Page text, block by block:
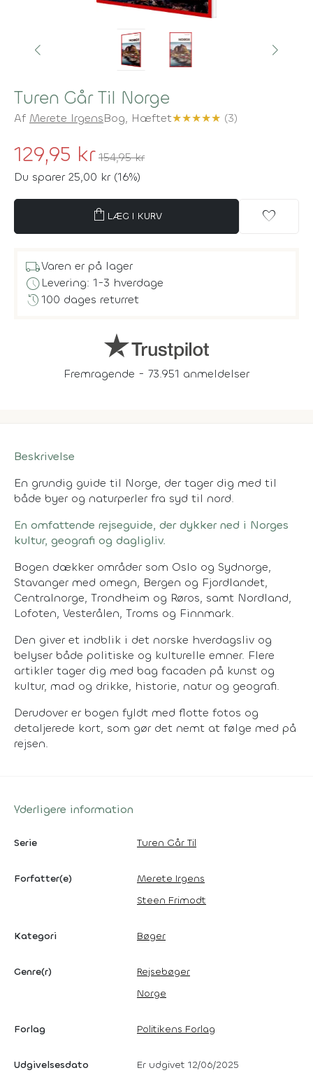
Turen Går Til Norge
Af Merete IrgensBog, Hæftet★★★★★ (3)
129,95 kr 154,95 kr
Du sparer 25,00 kr (16%)
shopping_bag LÆG I KURV favorite
local_shippingVaren er på lager
scheduleLevering: 1-3 hverdage
history100 dages returret
Fremragende - 73.951 anmeldelser
Beskrivelse
En grundig guide til Norge, der tager dig med til
både byer og naturperler fra syd til nord.
En omfattende rejseguide, der dykker ned i Norges
kultur, geografi og dagligliv.
Bogen dækker områder som Oslo og Sydnorge,
Stavanger med omegn, Bergen og Fjordlandet,
Centralnorge, Trondheim og Røros, samt Nordland,
Lofoten, Vesterålen, Troms og Finnmark.
Den giver et indblik i det norske hverdagsliv og
belyser både politiske og kulturelle emner. Flere
artikler tager dig med bag facaden på kunst og
kultur, mad og drikke, historie, natur og geografi.
Derudover er bogen fyldt med flotte fotos og
detaljerede kort, som gør det nemt at følge med på
rejsen.
Yderligere information
Serie Turen Går Til
Forfatter(e)
Merete Irgens
Steen Frimodt
Kategori Bøger
Genre(r)
Rejsebøger
Norge
Forlag Politikens Forlag
Udgivelsesdato Er udgivet 12/06/2025